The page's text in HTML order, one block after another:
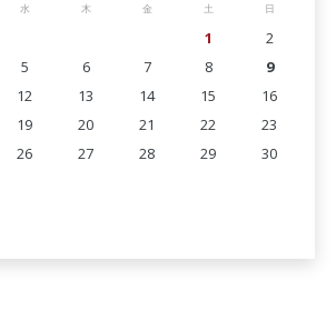
水 木 金 土 日
1
2
5 6 7 8
9
12 13 14 15
16
19 20 21 22
23
26 27 28 29
30